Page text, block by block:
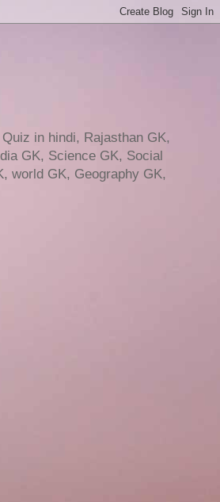
in hindi, Rajasthan GK,
GK, Science GK, Social
world GK, Geography GK,